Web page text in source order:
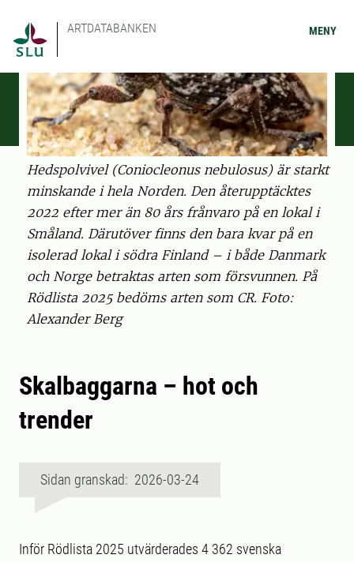
ARTDATABANKEN MENY
Hedspolvivel (Coniocleonus nebulosus) är starkt
minskande i hela Norden. Den återupptäcktes
2022 efter mer än 80 års frånvaro på en lokal i
Småland. Därutöver finns den bara kvar på en
isolerad lokal i södra Finland – i både Danmark
och Norge betraktas arten som försvunnen. På
Rödlista 2025 bedöms arten som CR. Foto:
Alexander Berg
Skalbaggarna – hot och
trender
Sidan granskad: 2026-03-24
Inför Rödlista 2025 utvärderades 4 362 svenska